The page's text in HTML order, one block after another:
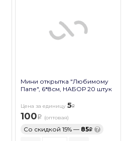
Мини открытка "Любимому
Папе", 6*8см, НАБОР 20 штук
Цена за единицу 5
100 (оптовая)
Со скидкой 15% — 85 ?